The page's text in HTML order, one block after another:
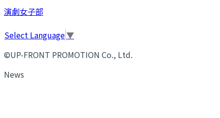
演劇女子部
Select Language▼
©UP-FRONT PROMOTION Co., Ltd.
News